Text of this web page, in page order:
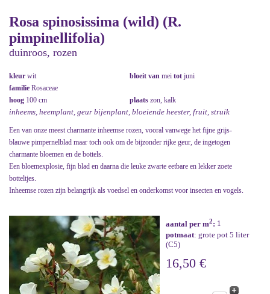
Rosa spinosissima (wild) (R.
pimpinellifolia)
duinroos, rozen
kleur wit bloeit van mei tot juni
familie Rosaceae
hoog 100 cm plaats zon, kalk
inheems, heemplant, geur bijenplant, bloeiende heester, fruit, struik
Een van onze meest charmante inheemse rozen, vooral vanwege het fijne grijs-
blauwe pimpernelblad maar toch ook om de bijzonder rijke geur, de ingetogen
charmante bloemen en de bottels.
Een bloemexplosie, fijn blad en daarna die leuke zwarte eetbare en lekker zoete
botteltjes.
Inheemse rozen zijn belangrijk als voedsel en onderkomst voor insecten en vogels.
aantal per m2: 1
potmaat: grote pot 5 liter
(C5)
16,50 €